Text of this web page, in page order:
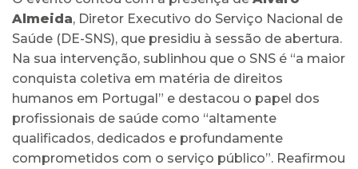
Almeida, Diretor Executivo do Serviço Nacional de
Saúde (DE-SNS), que presidiu à sessão de abertura.
Na sua intervenção, sublinhou que o SNS é “a maior
conquista coletiva em matéria de direitos
humanos em Portugal” e destacou o papel dos
profissionais de saúde como “altamente
qualificados, dedicados e profundamente
comprometidos com o serviço público”. Reafirmou